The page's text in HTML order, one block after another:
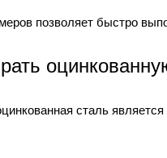
позволяет быстро
сталь